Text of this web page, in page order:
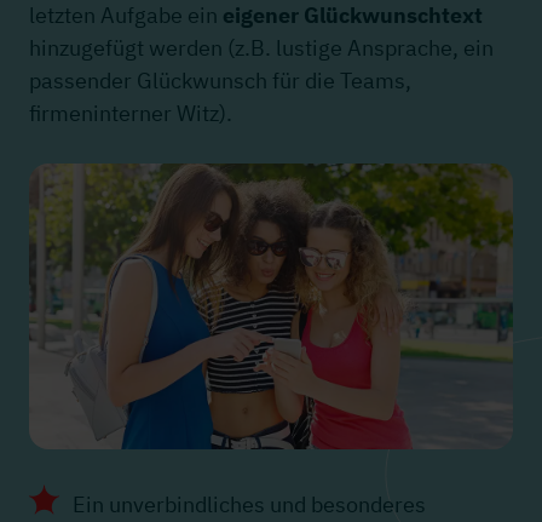
letzten Aufgabe ein eigener Glückwunschtext
hinzugefügt werden (z.B. lustige Ansprache, ein
passender Glückwunsch für die Teams,
firmeninterner Witz).
Ein unverbindliches und besonderes